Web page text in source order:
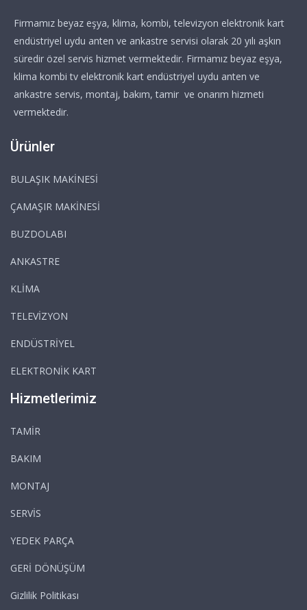
Firmamız beyaz eşya, klima, kombi, televizyon elektronik kart
endüstriyel uydu anten ve ankastre servisi olarak 20 yılı aşkın
süredir özel servis hizmet vermektedir. Firmamız beyaz eşya,
klima kombi tv elektronik kart endüstriyel uydu anten ve
ankastre servis, montaj, bakım, tamir ve onarım hizmeti
vermektedir.
Ürünler
BULAŞIK MAKİNESİ
ÇAMAŞIR MAKİNESİ
BUZDOLABI
ANKASTRE
KLİMA
TELEVİZYON
ENDÜSTRİYEL
ELEKTRONİK KART
Hizmetlerimiz
TAMİR
BAKIM
MONTAJ
SERVİS
YEDEK PARÇA
GERİ DÖNÜŞÜM
Gizlilik Politikası